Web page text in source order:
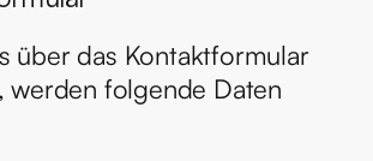
über das Kontaktformular
werden folgende Daten